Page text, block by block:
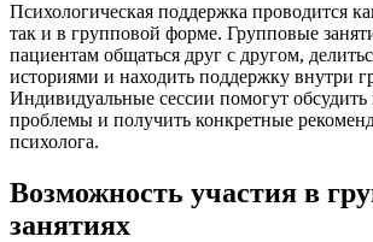
Психологическая поддержка проводится
так и в групповой форме. Групповые
пациентам общаться друг с другом,
историями и находить поддержку внутри
Индивидуальные сессии помогут
проблемы и получить конкретные
психолога.
Возможность участия в
занятиях